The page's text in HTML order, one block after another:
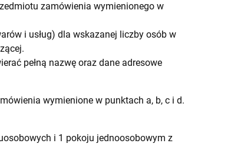
zamówienia wymienionego w
i usług) dla wskazanej liczby osób w
pełną nazwę oraz dane adresowe
wymienione w punktach a, b, c i d.
i 1 pokoju jednoosobowym z